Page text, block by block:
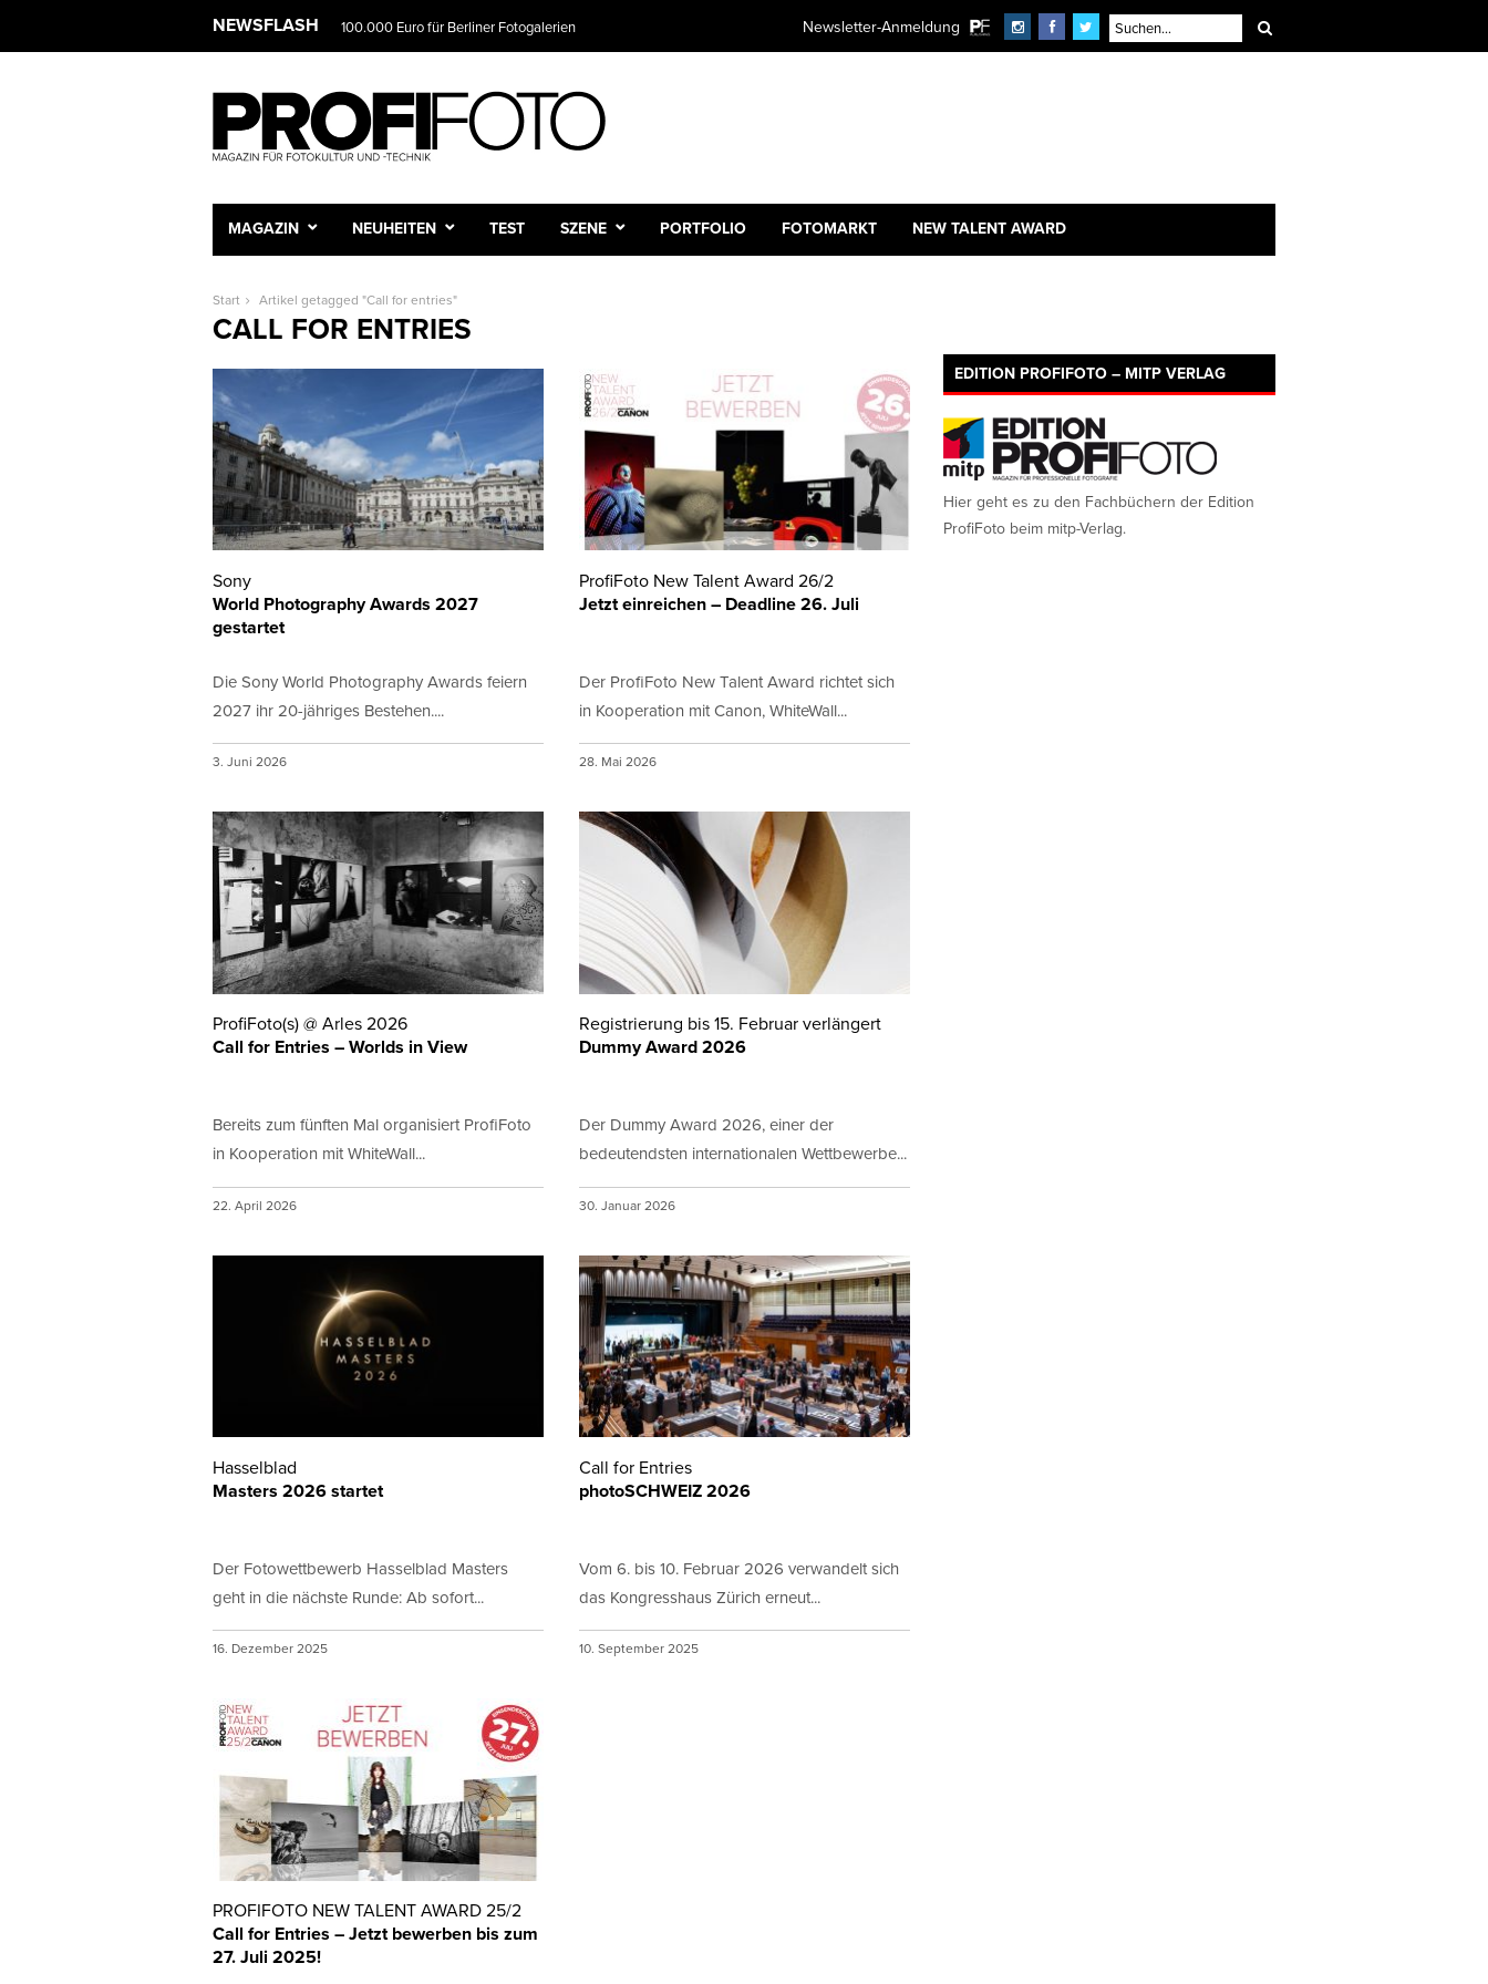
NEWSFLASH 100.000 Euro für Berliner Fotogalerien Newsletter-Anmeldung
MAGAZIN NEUHEITEN TEST SZENE PORTFOLIO FOTOMARKT NEW TALENT AWARD
Start Artikel getagged "Call for entries"
CALL FOR ENTRIES
Sony
World Photography Awards 2027
gestartet
Die Sony World Photography Awards feiern
2027 ihr 20-jähriges Bestehen....
3. Juni 2026
ProfiFoto New Talent Award 26/2
Jetzt einreichen – Deadline 26. Juli
Der ProfiFoto New Talent Award richtet sich
in Kooperation mit Canon, WhiteWall...
28. Mai 2026
ProfiFoto(s) @ Arles 2026
Call for Entries – Worlds in View
Bereits zum fünften Mal organisiert ProfiFoto
in Kooperation mit WhiteWall...
22. April 2026
Registrierung bis 15. Februar verlängert
Dummy Award 2026
Der Dummy Award 2026, einer der
bedeutendsten internationalen Wettbewerbe...
30. Januar 2026
Hasselblad
Masters 2026 startet
Der Fotowettbewerb Hasselblad Masters
geht in die nächste Runde: Ab sofort...
16. Dezember 2025
Call for Entries
photoSCHWEIZ 2026
Vom 6. bis 10. Februar 2026 verwandelt sich
das Kongresshaus Zürich erneut...
10. September 2025
PROFIFOTO NEW TALENT AWARD 25/2
Call for Entries – Jetzt bewerben bis zum
27. Juli 2025!
EDITION PROFIFOTO – MITP VERLAG
Hier geht es zu den Fachbüchern der Edition
ProfiFoto beim mitp-Verlag.